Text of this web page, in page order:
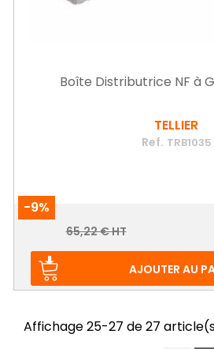
Boîte Distributrice NF à
TELLIER
Ref. TRB1035
-9%
Prix
Prix
65,22 € HT
AJOUTER AU
Affichage 25-27 de 27